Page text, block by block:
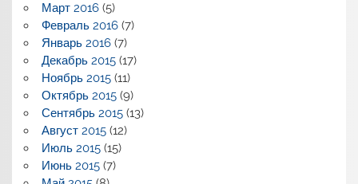
Март 2016(5)
Февраль 2016(7)
Январь 2016(7)
Декабрь 2015(17)
Ноябрь 2015(11)
Октябрь 2015(9)
Сентябрь 2015(13)
Август 2015(12)
Июль 2015(15)
Июнь 2015(7)